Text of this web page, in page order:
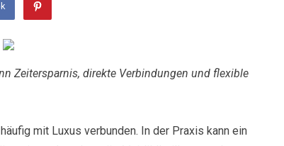
Zeitersparnis, direkte Verbindungen und flexible
mit Luxus verbunden. In der Praxis kann ein